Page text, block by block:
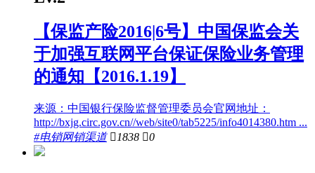
【保监产险2016|6号】中国保监会关
于加强互联网平台保证保险业务管理
的通知【2016.1.19】
来源：中国银行保险监督管理委员会官网地址：
http://bxjg.circ.gov.cn//web/site0/tab5225/info4014380.htm ...
#电销网销渠道  1838 0